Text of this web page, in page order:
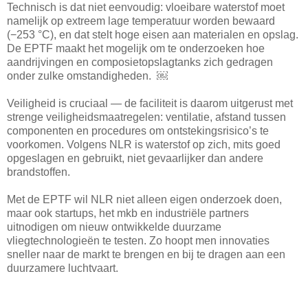
Technisch is dat niet eenvoudig: vloeibare waterstof moet
namelijk op extreem lage temperatuur worden bewaard
(−253 °C), en dat stelt hoge eisen aan materialen en opslag.
De EPTF maakt het mogelijk om te onderzoeken hoe
aandrijvingen en composietopslagtanks zich gedragen
onder zulke omstandigheden. ￼
Veiligheid is cruciaal — de faciliteit is daarom uitgerust met
strenge veiligheidsmaatregelen: ventilatie, afstand tussen
componenten en procedures om ontstekingsrisico’s te
voorkomen. Volgens NLR is waterstof op zich, mits goed
opgeslagen en gebruikt, niet gevaarlijker dan andere
brandstoffen.
Met de EPTF wil NLR niet alleen eigen onderzoek doen,
maar ook startups, het mkb en industriële partners
uitnodigen om nieuw ontwikkelde duurzame
vliegtechnologieën te testen. Zo hoopt men innovaties
sneller naar de markt te brengen en bij te dragen aan een
duurzamere luchtvaart.